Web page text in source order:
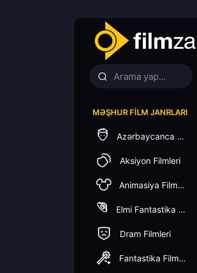
MƏŞHUR FILM JANRLARI
Azərbaycanca Dublaj
Aksiyon Filmleri
Animasiya Filmleri
Elmi Fantastika Filmleri
Dram Filmleri
Fantastika Filmleri